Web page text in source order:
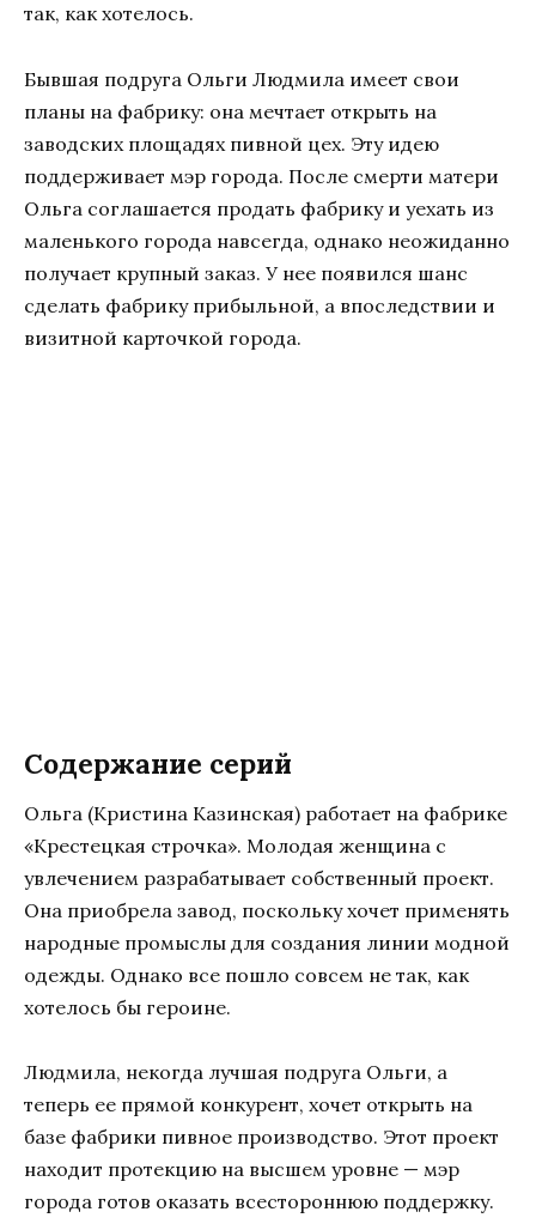
так, как хотелось.
Бывшая подруга Ольги Людмила имеет свои
планы на фабрику: она мечтает открыть на
заводских площадях пивной цех. Эту идею
поддерживает мэр города. После смерти матери
Ольга соглашается продать фабрику и уехать из
маленького города навсегда, однако неожиданно
получает крупный заказ. У нее появился шанс
сделать фабрику прибыльной, а впоследствии и
визитной карточкой города.
Содержание серий
Ольга (Кристина Казинская) работает на фабрике
«Крестецкая строчка». Молодая женщина с
увлечением разрабатывает собственный проект.
Она приобрела завод, поскольку хочет применять
народные промыслы для создания линии модной
одежды. Однако все пошло совсем не так, как
хотелось бы героине.
Людмила, некогда лучшая подруга Ольги, а
теперь ее прямой конкурент, хочет открыть на
базе фабрики пивное производство. Этот проект
находит протекцию на высшем уровне — мэр
города готов оказать всестороннюю поддержку.